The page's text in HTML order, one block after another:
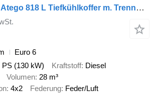
Mercedes-Benz Atego 818 L Tiefkühlkoffer m. Trennwand, Thermo T 800, LBW, Kli
Euro 6
PS (130 kW) Kraftstoff Diesel
Volumen 28 m³
4x2 Federung Feder/Luft